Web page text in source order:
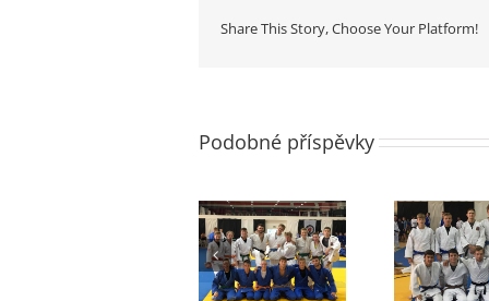
Share This Story, Choose Your Platform!
Podobné příspěvky
Konečně závody
– Hranická řežba